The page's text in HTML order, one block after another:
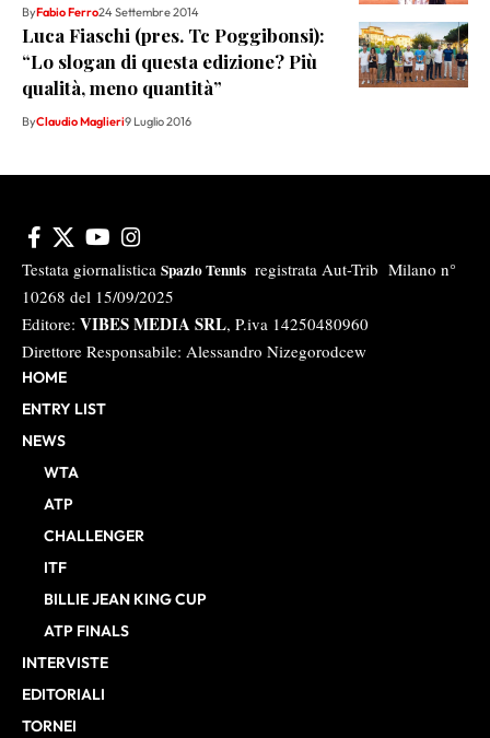
ByFabio Ferro24 Settembre 2014
Luca Fiaschi (pres. Tc Poggibonsi):
“Lo slogan di questa edizione? Più
qualità, meno quantità”
ByClaudio Maglieri9 Luglio 2016
Testata giornalistica Spazio Tennis registrata Aut-Trib Milano n°
10268 del 15/09/2025
Editore: VIBES MEDIA SRL, P.iva 14250480960
Direttore Responsabile: Alessandro Nizegorodcew
HOME
ENTRY LIST
NEWS
WTA
ATP
CHALLENGER
ITF
BILLIE JEAN KING CUP
ATP FINALS
INTERVISTE
EDITORIALI
TORNEI